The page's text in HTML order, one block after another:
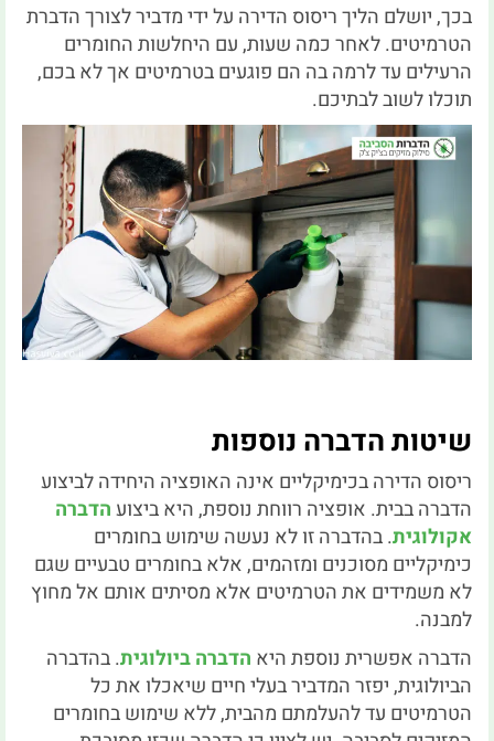
בכך, יושלם הליך ריסוס הדירה על ידי מדביר לצורך הדברת
הטרמיטים. לאחר כמה שעות, עם היחלשות החומרים
הרעילים עד לרמה בה הם פוגעים בטרמיטים אך לא בכם,
תוכלו לשוב לבתיכם.
שיטות הדברה נוספות
ריסוס הדירה בכימיקליים אינה האופציה היחידה לביצוע
הדברה בבית. אופציה רווחת נוספת, היא ביצועהדברה
אקולוגית. בהדברה זו לא נעשה שימוש בחומרים
כימיקליים מסוכנים ומזהמים, אלא בחומרים טבעיים שגם
לא משמידים את הטרמיטים אלא מסיתים אותם אל מחוץ
למבנה.
הדברה אפשרית נוספת היא הדברה ביולוגית. בהדברה
הביולוגית, יפזר המדביר בעלי חיים שיאכלו את כל
הטרמיטים עד להעלמתם מהבית, ללא שימוש בחומרים